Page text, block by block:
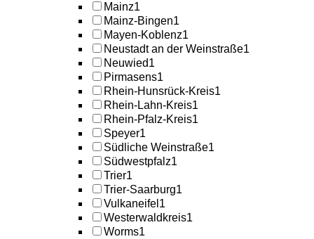
Mainz1
Mainz-Bingen1
Mayen-Koblenz1
Neustadt an der Weinstraße1
Neuwied1
Pirmasens1
Rhein-Hunsrück-Kreis1
Rhein-Lahn-Kreis1
Rhein-Pfalz-Kreis1
Speyer1
Südliche Weinstraße1
Südwestpfalz1
Trier1
Trier-Saarburg1
Vulkaneifel 1
Westerwaldkreis1
Worms1